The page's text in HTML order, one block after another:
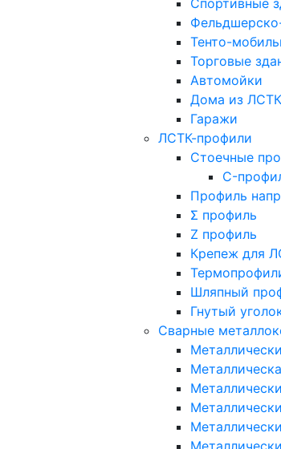
Спортивные
Тенто-
Торговые
Автомойки
Дома из ЛСТК
Гаражи
ЛСТК-профили
Стоечные
C-
Профиль
Σ профиль
Z профиль
Крепеж для
Шляпный
Гнутый
Сварные